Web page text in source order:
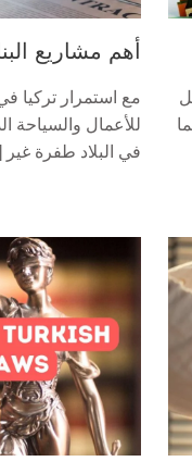
أهم مشاريع
مع استمرار تركيا
للأعمال والسياحة
في البلاد طفرة